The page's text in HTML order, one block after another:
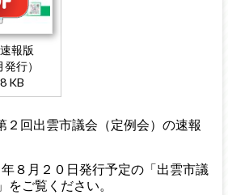
報版
行）
KB
２回出雲市議会（定例会）の速報
８月２０日発行予定の「出雲市議
をご覧ください。